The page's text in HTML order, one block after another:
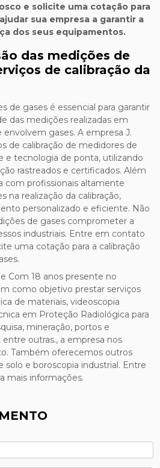
e solicite uma cotação para
sua empresa a garantir a
dos seus equipamentos.
das medições de
de calibração da
de gases é essencial para garantir
das medições realizadas em
envolvem gases. A empresa J.
de calibração de medidores de
e tecnologia de ponta, utilizando
rastreados e certificados. Além
com profissionais altamente
na realização da calibração,
personalizado e eficiente. Não
de gases comprometer a
industriais. Entre em contato
uma cotação para a calibração
Com 18 anos presente no
como objetivo prestar serviços
de materiais, videoscopia
em Proteção Radiológica para
mineração, portos e
outras., a empresa nos
Também oferecemos outros
solo e boroscopia industrial. Entre
mais informações.